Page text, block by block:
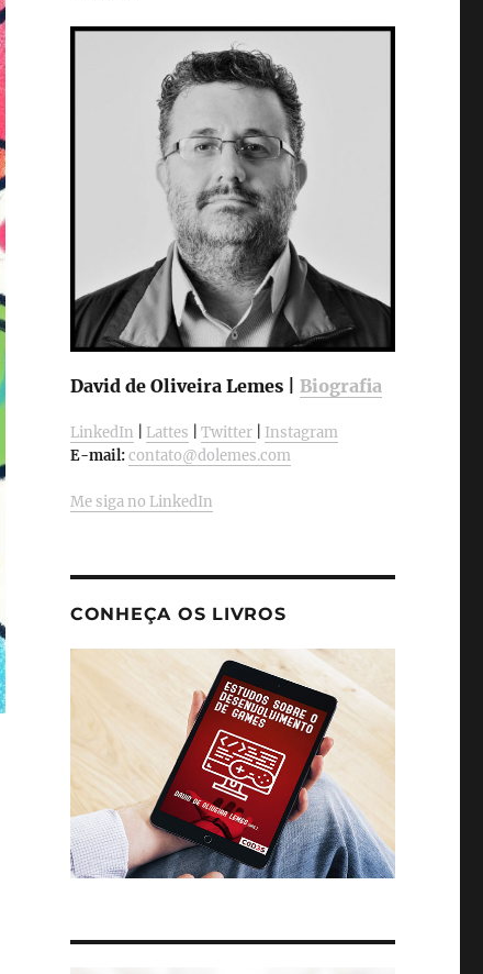
David de Oliveira Lemes | Biografia
LinkedIn Lattes Twitter
Instagram
E-mail:contato@dolemes.com
Me siga no LinkedIn
CONHEÇA OS LIVROS